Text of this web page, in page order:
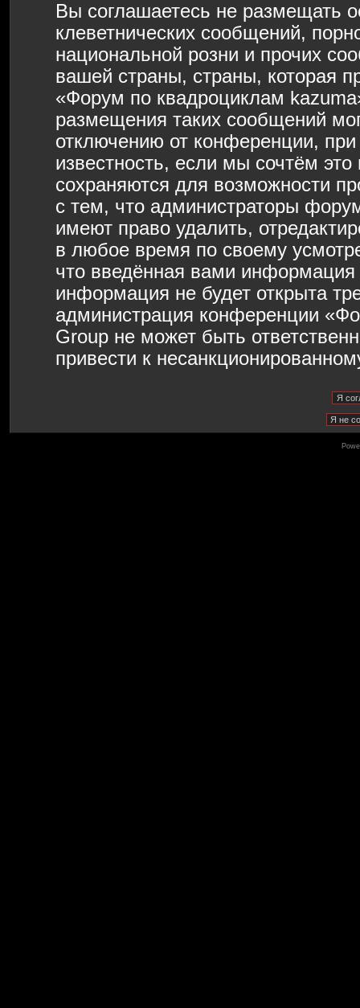
Вы соглашаетесь не размещать
клеветнических сообщений,
национальной розни и прочих
вашей страны, страны, которая
«Форум по квадроциклам
размещения таких сообщений
отключению от конференции,
известность, если мы сочтём
сохраняются для возможности
с тем, что администраторы
имеют право удалить,
в любое время по своему
что введённая вами информация
информация не будет открыта
администрация конференции
Group не может быть
привести к